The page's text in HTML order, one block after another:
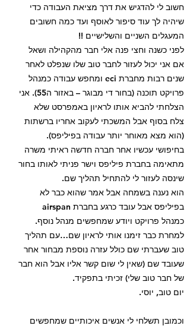
חשוב לי להדגיש את דרך מציאת העבודה כדי
שיהיה לך עוד סיפור לאוסף ועד כמה חשובים
המעגלים השניים והשלישיים !!
לפני כשנה וחצי פנה אלי חבר מהקהילה ושאל
אם אני יכול לעזור לחבר טוב שלו שנפלט לאחר
שנים רבות מחברת eci ומחפש עבודה כמנהל
פרויקט תוכנה (בחור די מבוגר – באזור ה55). אני
הצלחתי להביא אותו לראיון באמפרסט שלא
צלח בסוף אבל המשכתי לעקוב אחריו ברשתות
(הוא מצא מאוחר יותר עבודה בפיליפס).
בחיפושי עכשיו אחר חברה חדשה ראיתי משרה
מתאימה בחברת פיליפס וישר פניתי לאותו בחור
שינסה לעזור לי להתחיל תהליך שם.
הוא נענה בשמחה אבל אמר שהוא כבר לא
בפיליפס אבל עובד כרגע בחברת airspan
כמנהל פרויקט ויודע שמחפשים מנהל נוסף.
למחרת כבר זימנו אותי לראיון שם…עם תהליך
טוב שעברתי שם כולל עזרה נוספת מבחור אחר
שעובד שם (שאין לי שום קשר אליו אבל הוא חבר
של חבר טוב שלי) זכיתי בתפקיד.
יום טוב, יוסי.
וכמובן תשלחי לי אנשים איכותיים שמחפשים